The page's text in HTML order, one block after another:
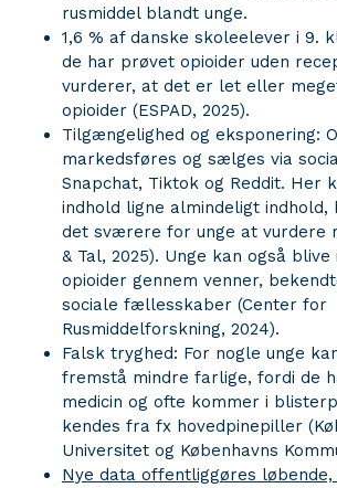
rusmiddel blandt unge.
1,6 % af danske skoleelever i 9.
de har prøvet opioider uden
vurderer, at det er let eller
opioider (ESPAD, 2025).
Tilgængelighed og eksponering:
markedsføres og sælges via
Snapchat, Tiktok og Reddit. Her
indhold ligne almindeligt indhold,
det sværere for unge at vurdere
& Tal, 2025). Unge kan også
opioider gennem venner,
sociale fællesskaber (Center for
Rusmiddelforskning, 2024).
Falsk tryghed: For nogle unge
fremstå mindre farlige, fordi de
medicin og ofte kommer i
kendes fra fx hovedpinepiller
Universitet og Københavns
Nye data offentliggøres